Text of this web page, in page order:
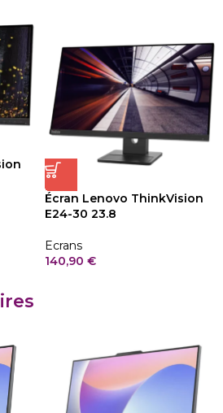
Écran Lenovo ThinkVision
E24-30 23.8
Ecrans
140,90 €